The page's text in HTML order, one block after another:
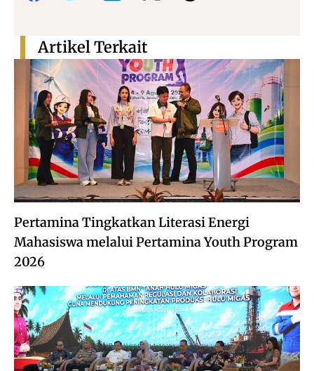
Pertamina Tingkatkan Literasi Energi
Mahasiswa melalui Pertamina Youth Program
2026
Artikel Terkait